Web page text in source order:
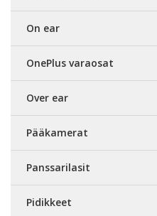
On ear
OnePlus varaosat
Over ear
Pääkamerat
Panssarilasit
Pidikkeet